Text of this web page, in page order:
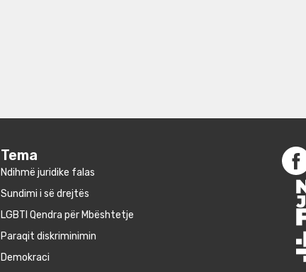
Tema
Ndihmë juridike falas
Sundimi i së drejtës
LGBTI Qendra për Mbështetje
Paraqit diskriminimin
Demokraci